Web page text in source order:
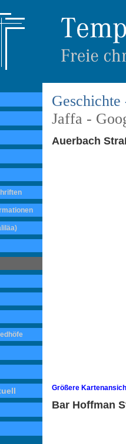
Jaffa -
Auerbach
Größere
Bar Hoffman